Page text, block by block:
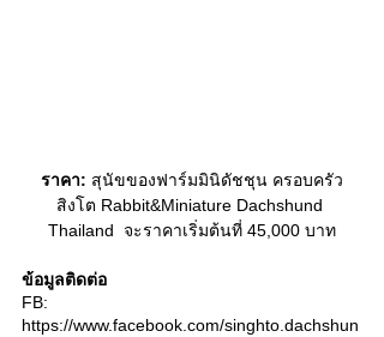
ราคา: สุนัขของฟาร์มมินิดัชชุน ครอบครัว
สิงโต Rabbit&Miniature Dachshund
Thailand  จะราคาเริ่มต้นที่ 45,000 บาท
ข้อมูลติดต่อ
FB:
https://www.facebook.com/singhto.dachshun